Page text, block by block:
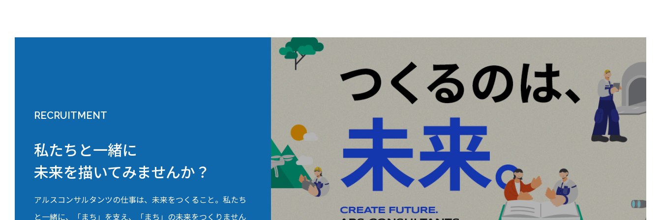
RECRUITMENT
私たちと一緒に
未来を描いてみませんか？
アルスコンサルタンツの仕事は、未来をつくること。私たち
と一緒に、「まち」を支え、「まち」の未来をつくりません